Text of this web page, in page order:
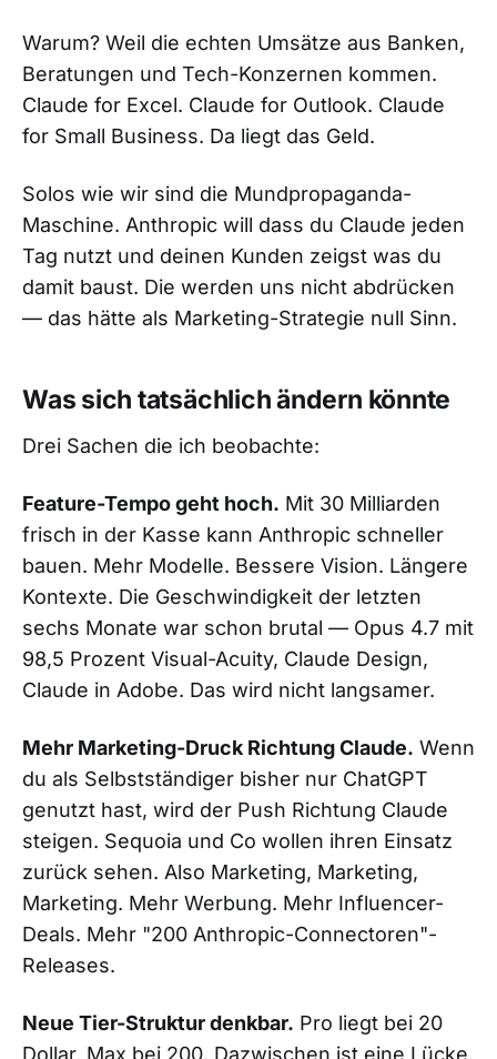
Warum? Weil die echten Umsätze aus Banken,
Beratungen und Tech-Konzernen kommen.
Claude for Excel. Claude for Outlook. Claude
for Small Business. Da liegt das Geld.
Solos wie wir sind die Mundpropaganda-
Maschine. Anthropic will dass du Claude jeden
Tag nutzt und deinen Kunden zeigst was du
damit baust. Die werden uns nicht abdrücken
— das hätte als Marketing-Strategie null Sinn.
Was sich tatsächlich ändern könnte
Drei Sachen die ich beobachte:
Feature-Tempo geht hoch. Mit 30 Milliarden
frisch in der Kasse kann Anthropic schneller
bauen. Mehr Modelle. Bessere Vision. Längere
Kontexte. Die Geschwindigkeit der letzten
sechs Monate war schon brutal — Opus 4.7 mit
98,5 Prozent Visual-Acuity, Claude Design,
Claude in Adobe. Das wird nicht langsamer.
Mehr Marketing-Druck Richtung Claude. Wenn
du als Selbstständiger bisher nur ChatGPT
genutzt hast, wird der Push Richtung Claude
steigen. Sequoia und Co wollen ihren Einsatz
zurück sehen. Also Marketing, Marketing,
Marketing. Mehr Werbung. Mehr Influencer-
Deals. Mehr "200 Anthropic-Connectoren"-
Releases.
Neue Tier-Struktur denkbar. Pro liegt bei 20
Dollar, Max bei 200. Dazwischen ist eine Lücke.